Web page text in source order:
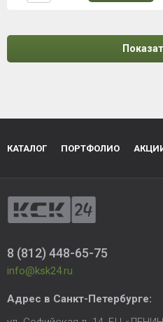
КАТАЛОГ ПОРТФОЛИО
8 (812) 448-65-75
info@ksk24.ru
Адрес в Санкт-Петербурге: